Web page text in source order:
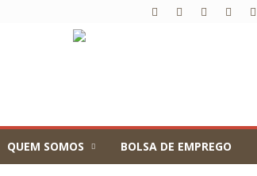
QUEM SOMOS BOLSA DE EMPREGO